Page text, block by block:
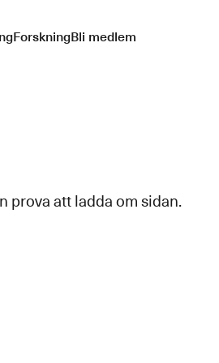
ForskningBli medlem
prova att ladda om sidan.